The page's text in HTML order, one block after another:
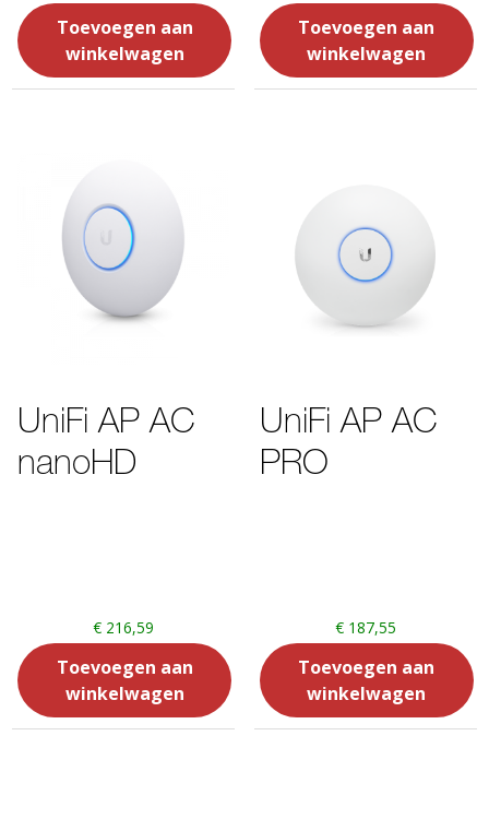
Toevoegen aan
winkelwagen
Toevoegen aan
winkelwagen
UniFi AP AC
nanoHD
€ 216,59
Toevoegen aan
winkelwagen
UniFi AP AC
PRO
€187,55
Toevoegen aan
winkelwagen